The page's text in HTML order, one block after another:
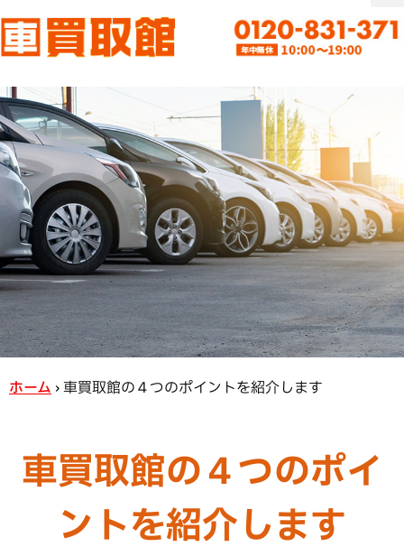
ホーム ›車買取館の４つのポイントを紹介します
車買取館の４つのポイ
ントを紹介します